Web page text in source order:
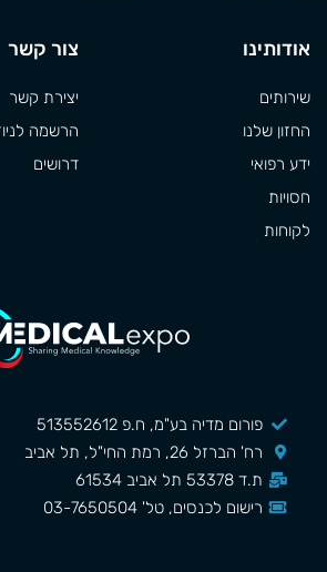
פורום מדיה בע"מ, ח.פ 513552612
רח' הברזל 26, רמת החי"ל, תל אביב
ת.ד 53378 תל אביב 61534
רישום לכנסים, טל' 03-7650504
אודותינו
שירותים
החזון שלנו
ידע רפואי
חסויות
לקוחות
צור קשר
יצירת קשר
הרשמה
דרושים